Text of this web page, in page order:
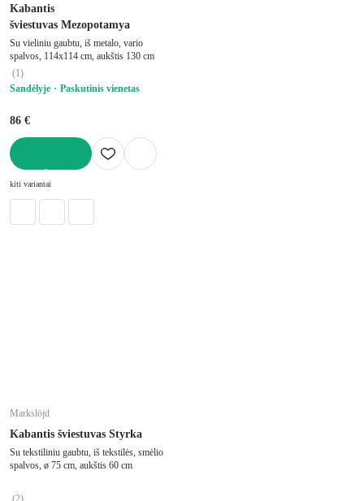
Kabantis
šviestuvas Mezopotamya
Su vieliniu gaubtu, iš metalo, vario
spalvos, 114x114 cm, aukštis 130 cm
(1)
Sandėlyje
Paskutinis vienetas
86 €
kiti variantai
Markslöjd
Kabantis šviestuvas Styrka
Su tekstiliniu gaubtu, iš tekstilės, smėlio
spalvos, ø 75 cm, aukštis 60 cm